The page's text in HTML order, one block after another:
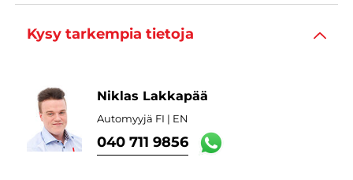
Kysy tarkempia tietoja
Niklas Lakkapää
Automyyjä FI | EN
040 711 9856